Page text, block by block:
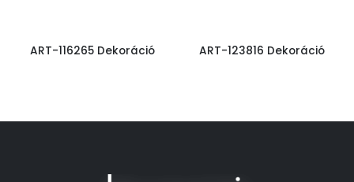
ART-116265 Dekoráció ART-123816 Dekoráció